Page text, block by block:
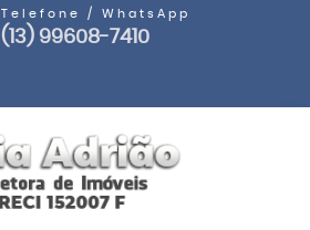
Telefone / WhatsApp
(13) 99608-7410